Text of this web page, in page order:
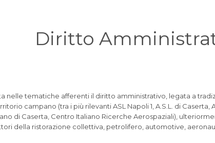
Diritto
nelle tematiche afferenti il diritto amministrativo, legata a
campano (tra i più rilevanti ASL Napoli 1, A.S.L. di
di Caserta, Centro Italiano Ricerche Aerospaziali),
della ristorazione collettiva, petrolifero, automotive,